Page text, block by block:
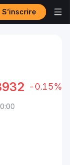
S’inscrire
to Litecoin
-0.15%